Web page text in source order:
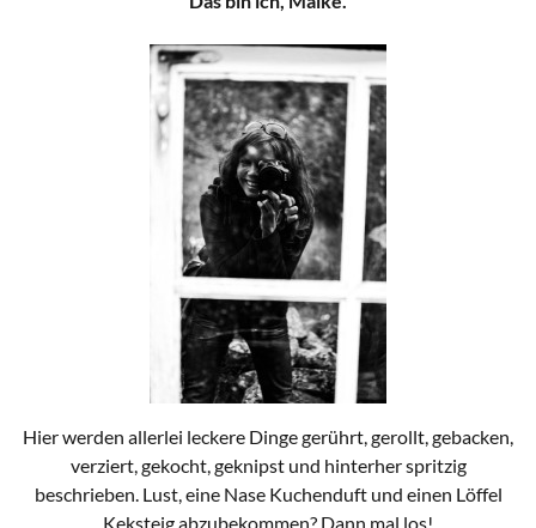
Hier werden allerlei leckere Dinge gerührt, gerollt, gebacken,
verziert, gekocht, geknipst und hinterher spritzig
beschrieben. Lust, eine Nase Kuchenduft und einen Löffel
Keksteig abzubekommen? Dann mal los!